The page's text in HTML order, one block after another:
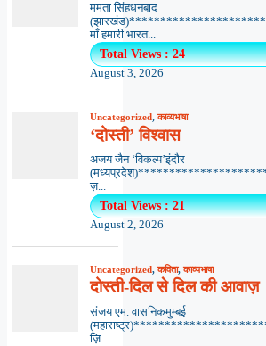
ममता सिंहधनबाद
माँ हमारी भारत...
Total Views : 24
August 3, 2026
Uncategorized,काव्यभाषा
‘दोस्ती’ विश्वास
अजय जैन ‘विकल्प’इंदौर
ज़...
Total Views : 21
August 2, 2026
Uncategorized,कविता,काव्यभाषा
दोस्ती-दिल से दिल की आवाज़
संजय एम. वासनिकमुम्बई
ज़ि...